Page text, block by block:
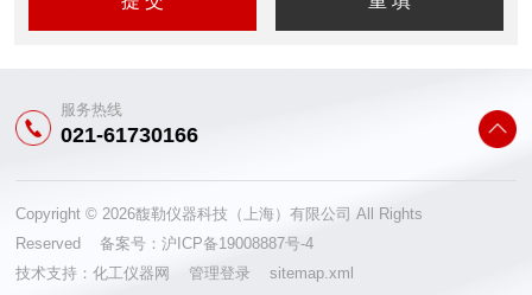
服务热线
021-61730166
Copyright © 2026馥勒仪器科技（上海）有限公司 All Rights
Reserved 备案号：沪ICP备19008887号-4
技术支持：化工仪器网管理登录 sitemap.xml